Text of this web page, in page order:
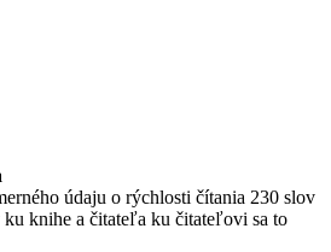
údaju o rýchlosti čítania 230 slov
knihe a čitateľa ku čitateľovi sa to